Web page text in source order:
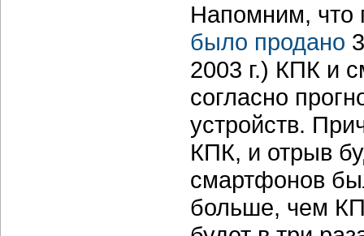
Напомним, что
было продано
2003 г.) КПК и
согласно
устройств.
КПК, и отрыв
смартфонов
больше, чем